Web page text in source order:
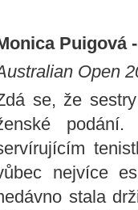
Puigová
Open
se, že
nejvíce
stala